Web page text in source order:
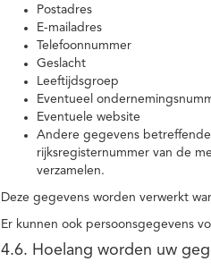
Postadres
E-mailadres
Telefoonnummer
Geslacht
Leeftijdsgroep
Eventueel
Eventuele website
Andere gegevens
rijksregisternummer van de
verzamelen.
Deze gegevens worden verwerkt
Er kunnen ook persoonsgegevens
4.6. Hoelang worden uw